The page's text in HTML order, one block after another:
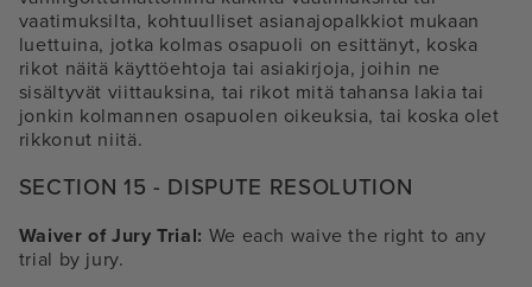
vaatimuksilta, kohtuulliset asianajopalkkiot mukaan
luettuina, jotka kolmas osapuoli on esittänyt, koska
rikot näitä käyttöehtoja tai asiakirjoja, joihin ne
sisältyvät viittauksina, tai rikot mitä tahansa lakia tai
jonkin kolmannen osapuolen oikeuksia, tai koska olet
rikkonut niitä.
SECTION 15 - DISPUTE RESOLUTION
Waiver of Jury Trial: We each waive the right to any
trial by jury.